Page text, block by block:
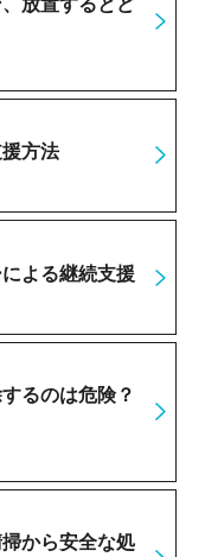
放置するとど
方法
よる継続支援
るのは危険？
から安全な処